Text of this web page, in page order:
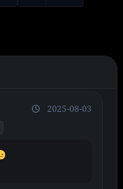
2025-08-03